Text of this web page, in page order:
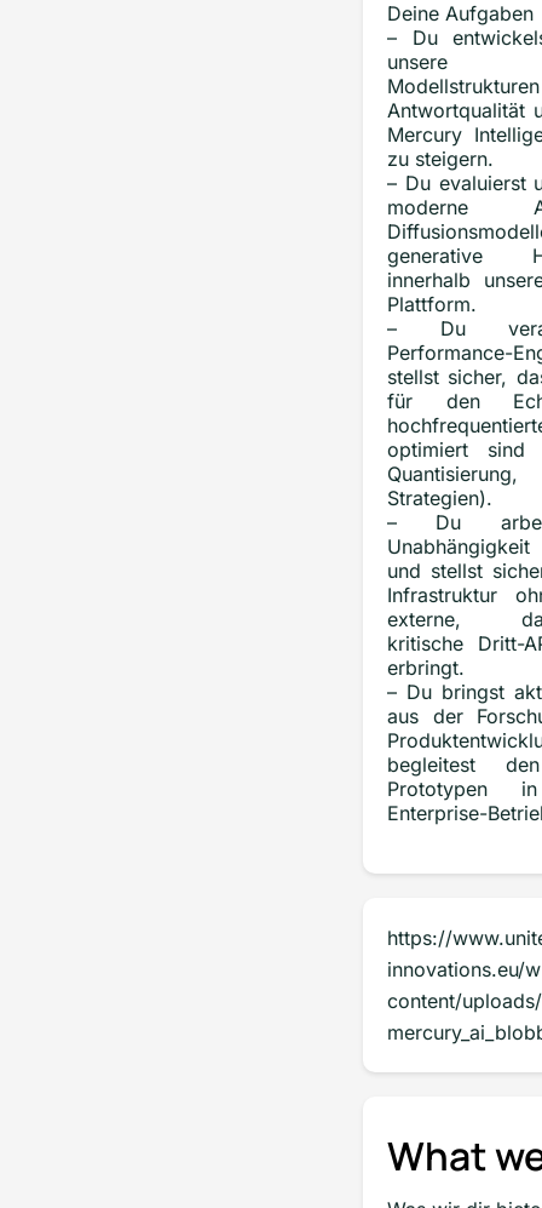
Deine Aufgaben
– Du
unsere
Antwortqualität
Mercury
zu steigern.
– Du evaluierst
moderne
generative
innerhalb
Plattform.
– Du
Performance-
stellst sicher,
für den
optimiert sind
Strategien).
– Du
und stellst
Infrastruktur
externe,
kritische Dritt-
erbringt.
– Du bringst
aus der
begleitest
Prototypen
Enterprise-
https://
innovations.eu/
content/
What